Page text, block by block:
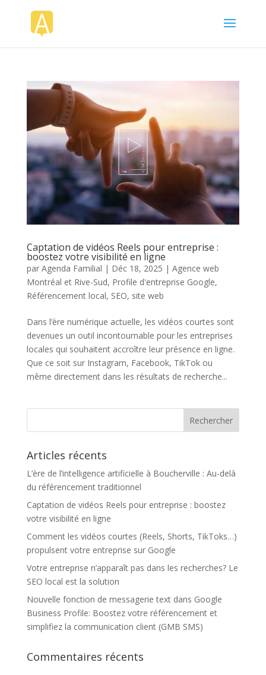
Captation de vidéos Reels pour entreprise :
boostez votre visibilité en ligne
par Agenda Familial | Déc 18, 2025 | Agence web
Montréal et Rive-Sud, Profile d'entreprise Google,
Référencement local, SEO, site web
Dans l’ère numérique actuelle, les vidéos courtes sont
devenues un outil incontournable pour les entreprises
locales qui souhaitent accroître leur présence en ligne.
Que ce soit sur Instagram, Facebook, TikTok ou
même directement dans les résultats de recherche...
Articles récents
L’ère de l’intelligence artificielle à Boucherville : Au-delà
du référencement traditionnel
Captation de vidéos Reels pour entreprise : boostez
votre visibilité en ligne
Comment les vidéos courtes (Reels, Shorts, TikToks…)
propulsent votre entreprise sur Google
Votre entreprise n’apparaît pas dans les recherches? Le
SEO local est la solution
Nouvelle fonction de messagerie text dans Google
Business Profile: Boostez votre référencement et
simplifiez la communication client (GMB SMS)
Commentaires récents